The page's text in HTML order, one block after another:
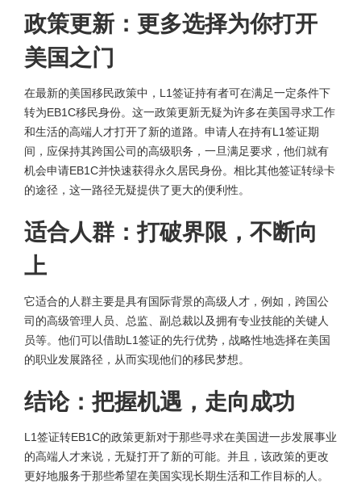
政策更新：更多选择为你打开
美国之门
在最新的美国移民政策中，L1签证持有者可在满足一定条件下
转为EB1C移民身份。这一政策更新无疑为许多在美国寻求工作
和生活的高端人才打开了新的道路。申请人在持有L1签证期
间，应保持其跨国公司的高级职务，一旦满足要求，他们就有
机会申请EB1C并快速获得永久居民身份。相比其他签证转绿卡
的途径，这一路径无疑提供了更大的便利性。
适合人群：打破界限，不断向
上
它适合的人群主要是具有国际背景的高级人才，例如，跨国公
司的高级管理人员、总监、副总裁以及拥有专业技能的关键人
员等。他们可以借助L1签证的先行优势，战略性地选择在美国
的职业发展路径，从而实现他们的移民梦想。
结论：把握机遇，走向成功
L1签证转EB1C的政策更新对于那些寻求在美国进一步发展事业
的高端人才来说，无疑打开了新的可能。并且，该政策的更改
更好地服务于那些希望在美国实现长期生活和工作目标的人。